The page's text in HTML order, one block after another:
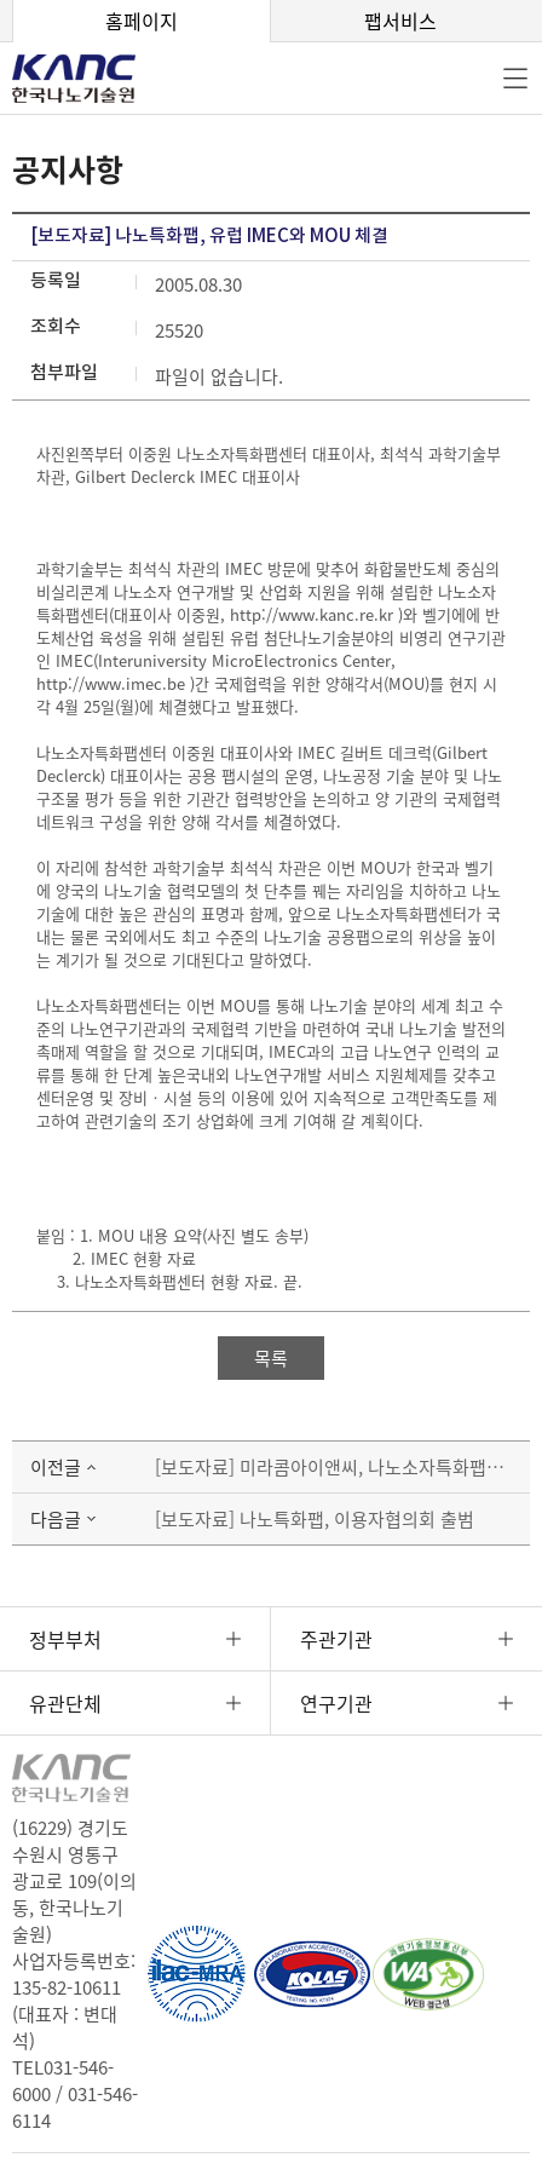
홈페이지 팹서비스
공지사항
[보도자료] 나노특화팹, 유럽 IMEC와 MOU 체결
등록일 2005.08.30
조회수 25520
첨부파일 파일이 없습니다.
사진왼쪽부터 이중원 나노소자특화팹센터 대표이사, 최석식 과학기술부
차관, Gilbert Declerck IMEC 대표이사
과학기술부는 최석식 차관의 IMEC 방문에 맞추어 화합물반도체 중심의
비실리콘계 나노소자 연구개발 및 산업화 지원을 위해 설립한 나노소자
특화팹센터(대표이사 이중원, http://www.kanc.re.kr )와 벨기에에 반
도체산업 육성을 위해 설립된 유럽 첨단나노기술분야의 비영리 연구기관
인 IMEC(Interuniversity MicroElectronics Center,
http://www.imec.be )간 국제협력을 위한 양해각서(MOU)를 현지 시
각 4월 25일(월)에 체결했다고 발표했다.
나노소자특화팹센터 이중원 대표이사와 IMEC 길버트 데크럭(Gilbert
Declerck) 대표이사는 공용 팹시설의 운영, 나노공정 기술 분야 및 나노
구조물 평가 등을 위한 기관간 협력방안을 논의하고 양 기관의 국제협력
네트워크 구성을 위한 양해 각서를 체결하였다.
이 자리에 참석한 과학기술부 최석식 차관은 이번 MOU가 한국과 벨기
에 양국의 나노기술 협력모델의 첫 단추를 꿰는 자리임을 치하하고 나노
기술에 대한 높은 관심의 표명과 함께, 앞으로 나노소자특화팹센터가 국
내는 물론 국외에서도 최고 수준의 나노기술 공용팹으로의 위상을 높이
는 계기가 될 것으로 기대된다고 말하였다.
나노소자특화팹센터는 이번 MOU를 통해 나노기술 분야의 세계 최고 수
준의 나노연구기관과의 국제협력 기반을 마련하여 국내 나노기술 발전의
촉매제 역할을 할 것으로 기대되며, IMEC과의 고급 나노연구 인력의 교
류를 통해 한 단계 높은국내외 나노연구개발 서비스 지원체제를 갖추고
센터운영 및 장비‧시설 등의 이용에 있어 지속적으로 고객만족도를 제
고하여 관련기술의 조기 상업화에 크게 기여해 갈 계획이다.
붙임 : 1. MOU 내용 요약(사진 별도 송부)
2. IMEC 현황 자료
3. 나노소자특화팹센터 현황 자료. 끝.
목록
이전글
[보도자료] 미라콤아이앤씨, 나노소자특화팹센터 통합정보시스템 구축사업 수주
다음글
[보도자료] 나노특화팹, 이용자협의회 출범
정부부처 주관기관
유관단체 연구기관
(16229) 경기도
수원시 영통구
광교로 109(이의
동, 한국나노기
술원)
사업자등록번호:
135-82-10611
(대표자 : 변대
석)
TEL031-546-
6000 / 031-546-
6114